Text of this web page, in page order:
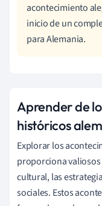
acontecimiento
inicio de un
para Alemania.
Aprender de
históricos
Explorar los
proporciona
cultural, las
sociales. Estos